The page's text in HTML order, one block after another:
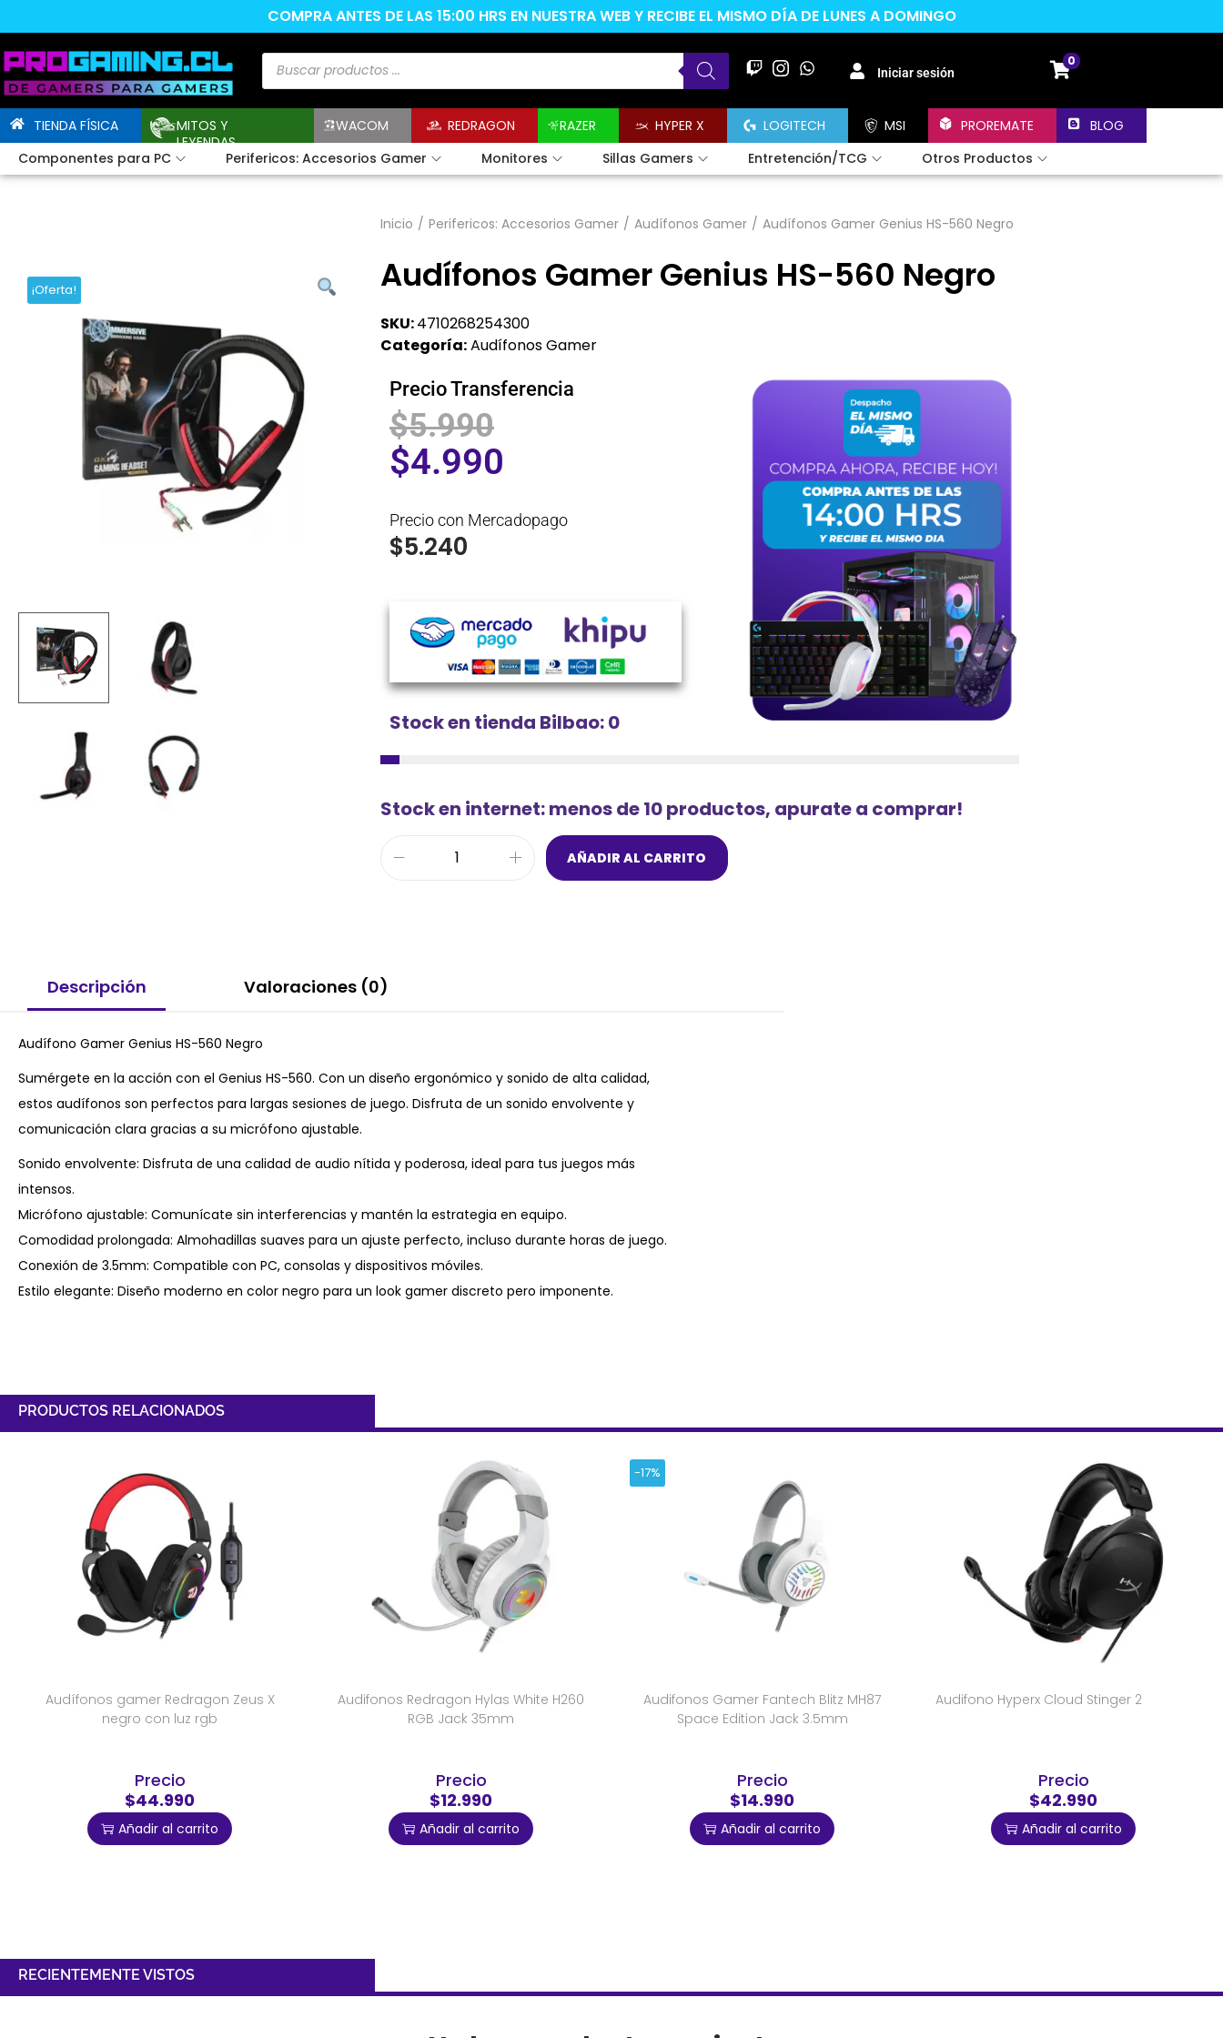
COMPRA ANTES DE LAS 15:00 HRS EN NUESTRA WEB Y RECIBE EL MISMO DÍA DE LUNES A DOMINGO
Iniciar sesión
0
TIENDA FÍSICA
MITOS Y
LEYENDAS
WACOM REDRAGON RAZER HYPER X LOGITECH MSI PROREMATE
BLOG
Componentes para PC
Perifericos: Accesorios Gamer Monitores Sillas Gamers Entretención/TCG Otros Productos
¡Oferta!
Inicio / Perifericos: Accesorios Gamer / Audífonos Gamer / Audífonos Gamer Genius HS-560 Negro
Audífonos Gamer Genius HS-560 Negro
SKU:4710268254300
Categoría:Audífonos Gamer
Precio Transferencia
$5.990
$4.990
Precio con Mercadopago
$5.240
Stock en tienda Bilbao: 0
Stock en internet: menos de 10 productos, apurate a comprar!
AÑADIR AL CARRITO
Descripción Valoraciones (0)
Audífono Gamer Genius HS-560 Negro
Sumérgete en la acción con el Genius HS-560. Con un diseño ergonómico y sonido de alta calidad,
estos audífonos son perfectos para largas sesiones de juego. Disfruta de un sonido envolvente y
comunicación clara gracias a su micrófono ajustable.
Sonido envolvente: Disfruta de una calidad de audio nítida y poderosa, ideal para tus juegos más
intensos.
Micrófono ajustable: Comunícate sin interferencias y mantén la estrategia en equipo.
Comodidad prolongada: Almohadillas suaves para un ajuste perfecto, incluso durante horas de juego.
Conexión de 3.5mm: Compatible con PC, consolas y dispositivos móviles.
Estilo elegante: Diseño moderno en color negro para un look gamer discreto pero imponente.
PRODUCTOS RELACIONADOS
Audífonos gamer Redragon Zeus X
negro con luz rgb
Precio
$44.990
Añadir al carrito
Audifonos Redragon Hylas White H260
RGB Jack 35mm
Precio
$12.990
Añadir al carrito
-17%
Audifonos Gamer Fantech Blitz MH87
Space Edition Jack 3.5mm
Precio
$14.990
Añadir al carrito
Audifono Hyperx Cloud Stinger 2
Precio
$42.990
Añadir al carrito
RECIENTEMENTE VISTOS